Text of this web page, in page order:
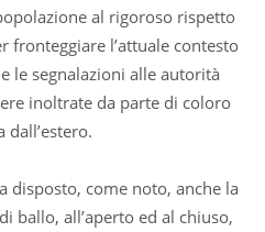
al rigoroso rispetto
fronteggiare l’attuale contesto
le segnalazioni alle autorità
inoltrate da parte di coloro
dall’estero.
disposto, come noto, anche la
ballo, all’aperto ed al chiuso,